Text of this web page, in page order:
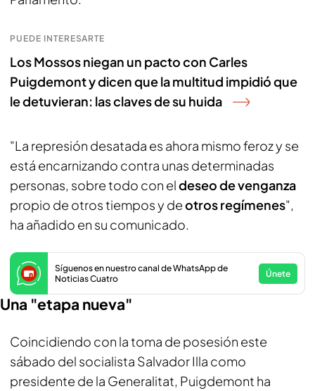
PUEDE INTERESARTE
Los Mossos niegan un pacto con Carles
Puigdemont y dicen que la multitud impidió que
le detuvieran: las claves de su huida
"La represión desatada es ahora mismo feroz y se
está encarnizando contra unas determinadas
personas, sobre todo con eldeseo de venganza
propio de otros tiempos y deotros regímenes",
ha añadido en su comunicado.
Síguenos en nuestro canal de WhatsApp de
Noticias Cuatro
Únete
Una "etapa nueva"
Coincidiendo con la toma de posesión este
sábado del socialista Salvador Illa como
presidente de la Generalitat, Puigdemont ha